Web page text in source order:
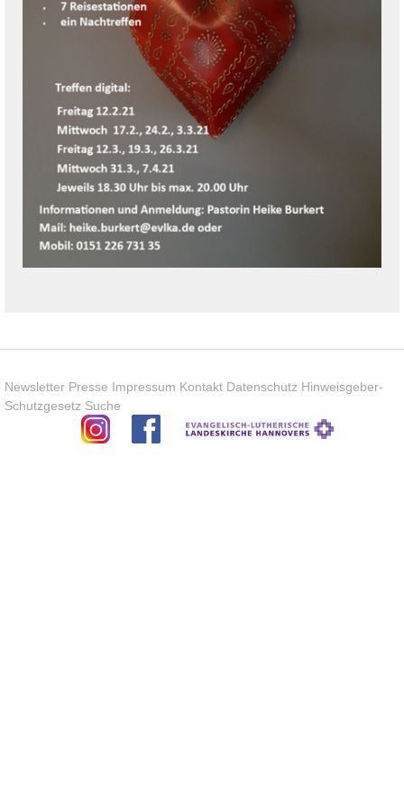
Newsletter Presse Impressum Kontakt Datenschutz Hinweisgeber-
Schutzgesetz Suche